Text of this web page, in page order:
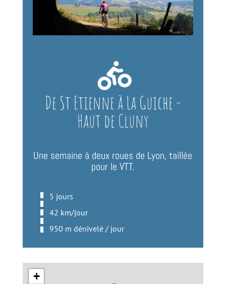

De St Etienne à La Guiche -
Haut de Cluny
Une semaine à deux roues de Lyon, taillée
pour le VTT.
5 jours
42 km/jour
950 m dénivelé / jour
+